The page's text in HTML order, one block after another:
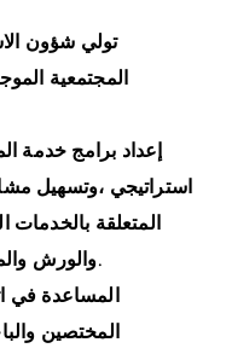
تولي شؤون
المجتمعية
إعداد برامج خدمة
استراتيجي ،وتسهيل
المتعلقة بالخدمات
والورش والمؤتمرات العلمية بالداخل والخارج.
المساعدة في
المختصين